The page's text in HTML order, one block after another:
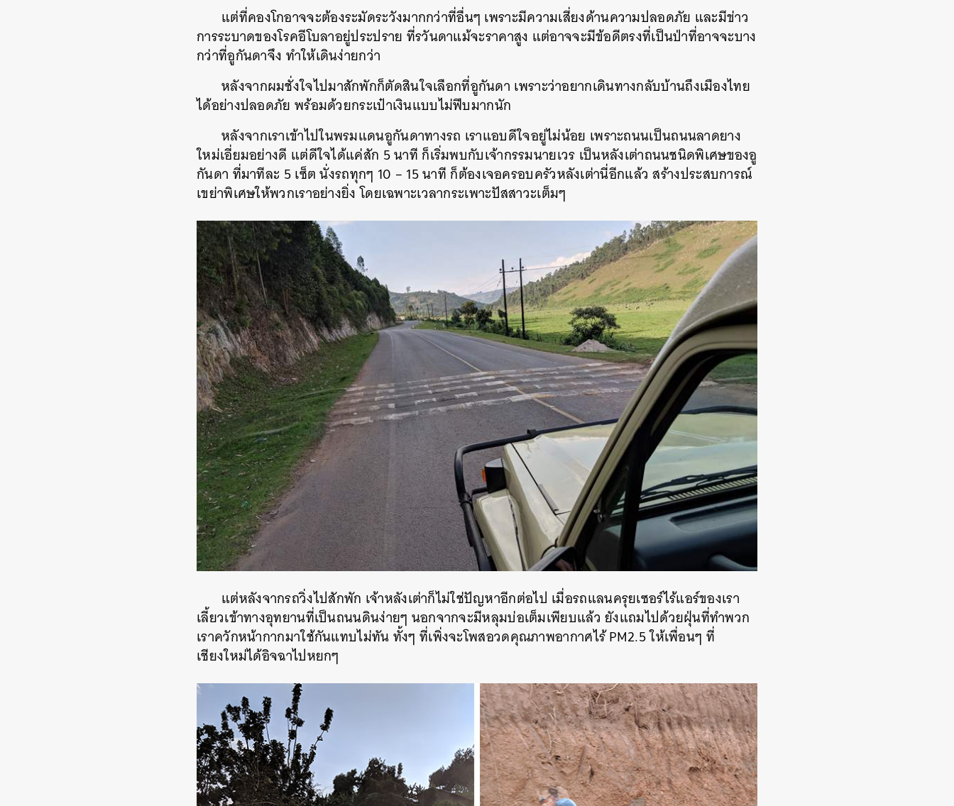
แต่ที่คองโกอาจจะต้องระมัดระวังมากกว่าที่อื่นๆ เพราะมีความเสี่ยงด้านความปลอดภัย และมีข่าว
การระบาดของโรคอีโบลาอยู่ประปราย ที่รวันดาแม้จะราคาสูง แต่อาจจะมีข้อดีตรงที่เป็นป่าที่อาจจะบาง
กว่าที่อูกันดาจึง ทำให้เดินง่ายกว่า
หลังจากผมชั่งใจไปมาสักพักก็ตัดสินใจเลือกที่อูกันดา เพราะว่าอยากเดินทางกลับบ้านถึงเมืองไทย
ได้อย่างปลอดภัย พร้อมด้วยกระเป๋าเงินแบบไม่ฟีบมากนัก
หลังจากเราเข้าไปในพรมแดนอูกันดาทางรถ เราแอบดีใจอยู่ไม่น้อย เพราะถนนเป็นถนนลาดยาง
ใหม่เอี่ยมอย่างดี แต่ดีใจได้แค่สัก 5 นาที ก็เริ่มพบกับเจ้ากรรมนายเวร เป็นหลังเต่าถนนชนิดพิเศษของอู
กันดา ที่มาทีละ 5 เซ็ต นั่งรถทุกๆ 10 – 15 นาที ก็ต้องเจอครอบครัวหลังเต่านี่อีกแล้ว สร้างประสบการณ์
เขย่าพิเศษให้พวกเราอย่างยิ่ง โดยเฉพาะเวลากระเพาะปัสสาวะเต็มๆ
แต่หลังจากรถวิ่งไปสักพัก เจ้าหลังเต่าก็ไม่ใช่ปัญหาอีกต่อไป เมื่อรถแลนครุยเซอร์ไร้แอร์ของเรา
เลี้ยวเข้าทางอุทยานที่เป็นถนนดินง่ายๆ นอกจากจะมีหลุมบ่อเต็มเพียบแล้ว ยังแถมไปด้วยฝุ่นที่ทำพวก
เราควักหน้ากากมาใช้กันแทบไม่ทัน ทั้งๆ ที่เพิ่งจะโพสอวดคุณภาพอากาศไร้ PM2.5 ให้เพื่อนๆ ที่
เชียงใหม่ได้อิจฉาไปหยกๆ